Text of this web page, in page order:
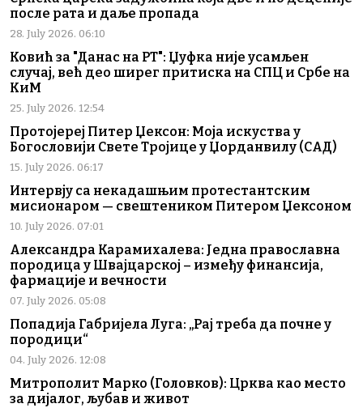
после рата и даље пропада
28. July 2026. 06:10
Ковић за "Данас на РТ": Џуфка није усамљен
случај, већ део ширег притиска на СПЦ и Србе на
КиМ
25. July 2026. 12:54
Протојереј Питер Џексон: Моја искуства у
Богословији Свете Тројице у Џорданвилу (САД)
15. July 2026. 06:17
Интервју са некадашњим протестантским
мисионаром — свештеником Питером Џексоном
10. July 2026. 07:01
Александра Карамихалева: Једна православна
породица у Швајцарској – између финансија,
фармације и вечности
07. July 2026. 05:08
Попадија Габријела Луга: „Рај треба да почне у
породици“
04. July 2026. 12:08
Митрополит Марко (Головков): Црква као место
за дијалог, љубав и живот